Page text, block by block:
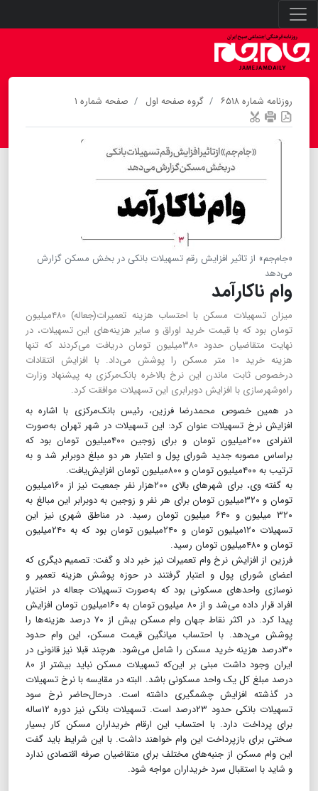
روزنامه شماره ۶۵۱۸ گروه صفحه اول صفحه شماره ۱
«جام‌جم» از تاثیر افزایش رقم تسهیلات بانکی‌‌ در بخش مسکن گزارش
می‌دهد
وام ناکارآمد
میزان تسهیلات مسکن با احتساب هزینه تعمیرات(جعاله) ۴۸۰میلیون
تومان بود که با قیمت خرید اوراق و سایر هزینه‌های این تسهیلات، در
نهایت متقاضیان حدود ۳۸۰میلیون تومان دریافت می‌کردند که تنها
هزینه خرید ۱۰ متر مسکن را پوشش می‌داد. با افزایش انتقادات
درخصوص ثابت ماندن این نرخ بالاخره بانک‌مرکزی به پیشنهاد وزارت
راه‌وشهرسازی با افزایش دوبرابری این تسهیلات موافقت کرد.
در همین خصوص محمدرضا فرزین، رئیس بانک‌مرکزی با اشاره به
افزایش نرخ تسهیلات عنوان کرد: این تسهیلات در شهر تهران به‌صورت
انفرادی ۲۰۰میلیون تومان و برای زوجین ۴۰۰میلیون تومان بود که
براساس مصوبه جدید شورای پول و اعتبار هر دو مبلغ دوبرابر شد و به
ترتیب به ۴۰۰میلیون تومان و ۸۰۰میلیون تومان افزایش‌یافت.
به گفته وی، برای شهرهای بالای ۲۰۰هزار نفر جمعیت نیز از ۱۶۰میلیون
تومان و ۳۲۰میلیون تومان برای هر نفر و زوجین به دوبرابر این مبالغ به
۳۲۰ میلیون و ۶۴۰ میلیون تومان رسید. در مناطق شهری نیز این
تسهیلات ۱۲۰میلیون تومان و ۲۴۰میلیون تومان بود که به ۲۴۰میلیون
تومان و ۴۸۰میلیون تومان رسید.
فرزین از افزایش نرخ وام تعمیرات نیز خبر داد و گفت: تصمیم دیگری که
اعضای شورای پول و اعتبار گرفتند در حوزه پوشش هزینه تعمیر و
نوسازی واحدهای مسکونی بود که به‌صورت تسهیلات جعاله در اختیار
افراد قرار داده می‌شد و از ۸۰ میلیون تومان به ۱۶۰میلیون تومان افزایش
پیدا کرد. در اکثر نقاط جهان وام مسکن بیش از ۷۰ درصد هزینه‌ها را
پوشش می‌دهد. با احتساب میانگین قیمت مسکن، این وام حدود
۳۰درصد هزینه خرید مسکن را شامل می‌شود. هرچند قبلا نیز قانونی در
ایران وجود داشت مبنی بر این‌که تسهیلات مسکن نباید بیشتر از ۸۰
درصد مبلغ کل یک واحد مسکونی باشد. البته در مقایسه با نرخ تسهیلات
در گذشته افزایش چشمگیری داشته است. درحال‌حاضر نرخ سود
تسهیلات بانکی حدود ۲۳درصد است. تسهیلات بانکی نیز دوره ۱۲ساله
برای پرداخت دارد. با احتساب این ارقام خریداران مسکن کار بسیار
سختی برای بازپرداخت این وام خواهند داشت. با این شرایط باید گفت
این وام مسکن از جنبه‌های مختلف برای متقاضیان صرفه اقتصادی ندارد
و شاید با استقبال سرد خریداران مواجه شود.